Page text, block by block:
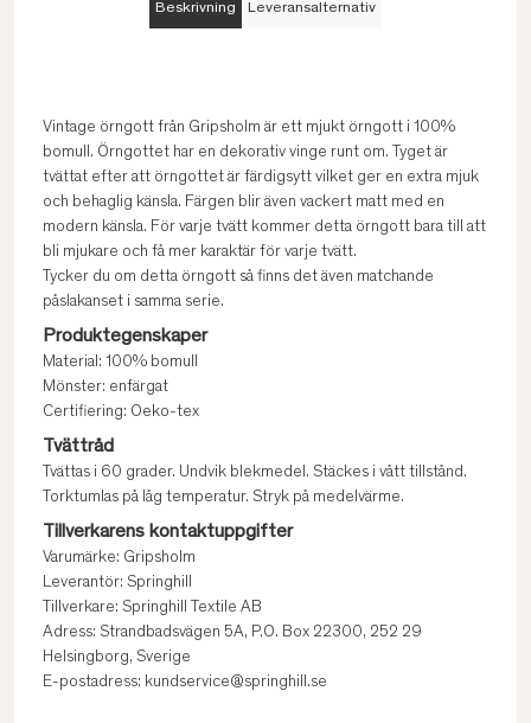
Beskrivning Leveransalternativ
Vintage örngott från Gripsholm är ett mjukt örngott i 100%
bomull. Örngottet har en dekorativ vinge runt om. Tyget är
tvättat efter att örngottet är färdigsytt vilket ger en extra mjuk
och behaglig känsla. Färgen blir även vackert matt med en
modern känsla. För varje tvätt kommer detta örngott bara till att
bli mjukare och få mer karaktär för varje tvätt.
Tycker du om detta örngott så finns det även matchande
påslakanset i samma serie.
Produktegenskaper
Material: 100% bomull
Mönster: enfärgat
Certifiering: Oeko-tex
Tvättråd
Tvättas i 60 grader. Undvik blekmedel. Stäckes i vått tillstånd.
Torktumlas på låg temperatur. Stryk på medelvärme.
Tillverkarens kontaktuppgifter
Varumärke: Gripsholm
Leverantör: Springhill
Tillverkare: Springhill Textile AB
Adress: Strandbadsvägen 5A, P.O. Box 22300, 252 29
Helsingborg, Sverige
E-postadress: kundservice@springhill.se